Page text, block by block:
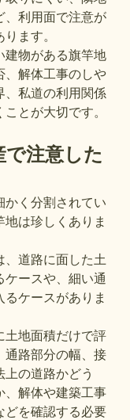
、利用面で注意が
ます。
建物がある旗竿地
、解体工事のしや
、私道の利用関係
とが大切です。
注意した
かく分割されてい
は珍しくありま
、道路に面した土
ースや、細い通
ケースがありま
土地面積だけで評
通路部分の幅、接
の道路かどう
、解体や建築工事
どを確認する必要